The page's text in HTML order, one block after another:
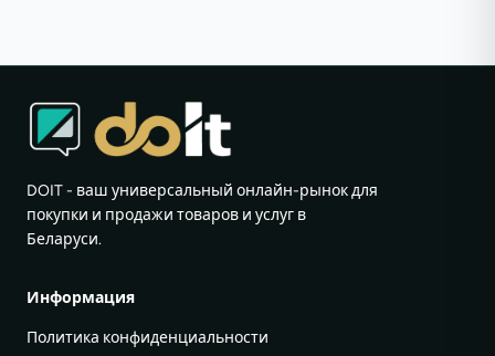
DOIT - ваш универсальный онлайн-рынок для
покупки и продажи товаров и услуг в
Беларуси.
Информация
Политика конфиденциальности